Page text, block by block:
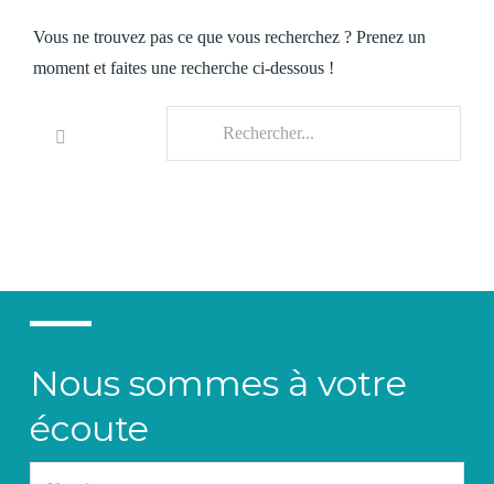
Vous ne trouvez pas ce que vous recherchez ? Prenez un
moment et faites une recherche ci-dessous !
Nous sommes à votre
écoute